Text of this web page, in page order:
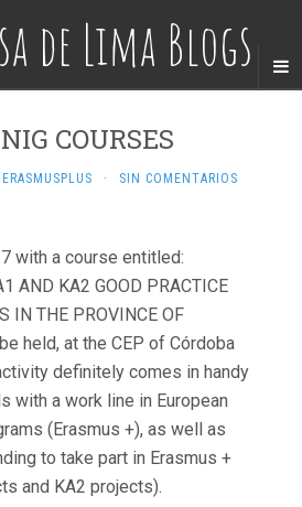
de Lima Blogs
COURSES
ERASMUSPLUS · SIN COMENTARIOS
with a course entitled:
AND KA2 GOOD PRACTICE
IN THE PROVINCE OF
held, at the CEP of Córdoba
definitely comes in handy
with a work line in European
(Erasmus +), as well as
to take part in Erasmus +
and KA2 projects).